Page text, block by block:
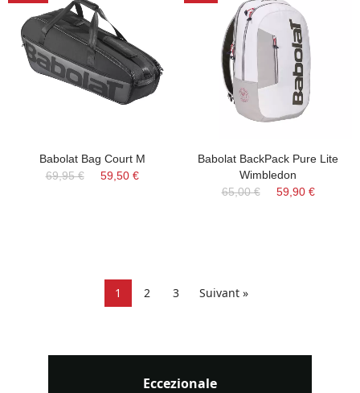
Babolat Bag Court M
69,95 €
59,50 €
Babolat BackPack Pure Lite
Wimbledon
65,00 €
59,90 €
1 2 3 Suivant »
Eccezionale